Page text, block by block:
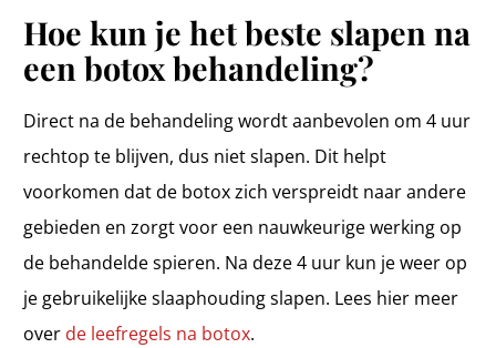
Hoe kun je het beste slapen na
een botox behandeling?
Direct na de behandeling wordt aanbevolen om 4 uur
rechtop te blijven, dus niet slapen. Dit helpt
voorkomen dat de botox zich verspreidt naar andere
gebieden en zorgt voor een nauwkeurige werking op
de behandelde spieren. Na deze 4 uur kun je weer op
je gebruikelijke slaaphouding slapen. Lees hier meer
over de leefregels na botox.